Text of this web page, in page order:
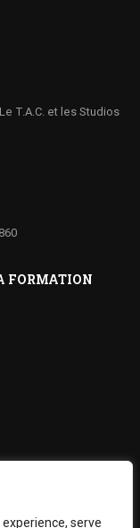
serve
T.A.C. et les Studios
FORMATION